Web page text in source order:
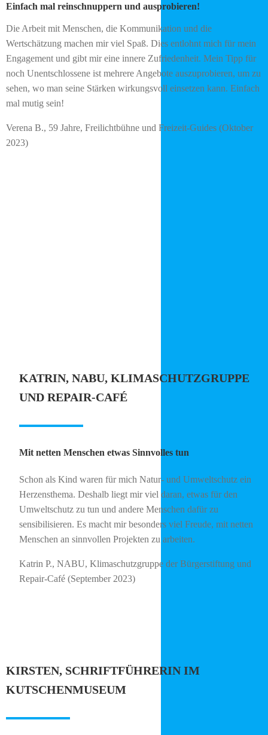
Einfach mal reinschnuppern und ausprobieren!
Die Arbeit mit Menschen, die Kommunikation und die
Wertschätzung machen mir viel Spaß. Dies entlohnt mich für mein
Engagement und gibt mir eine innere Zufriedenheit. Mein Tipp für
noch Unentschlossene ist mehrere Angebote auszuprobieren, um zu
sehen, wo man seine Stärken wirkungsvoll einsetzen kann. Einfach
mal mutig sein!
Verena B., 59 Jahre, Freilichtbühne und Freizeit-Guides (Oktober
2023)
KATRIN, NABU, KLIMASCHUTZGRUPPE
UND REPAIR-CAFÉ
Mit netten Menschen etwas Sinnvolles tun
Schon als Kind waren für mich Natur- und Umweltschutz ein
Herzensthema. Deshalb liegt mir viel daran, etwas für den
Umweltschutz zu tun und andere Menschen dafür zu
sensibilisieren. Es macht mir besonders viel Freude, mit netten
Menschen an sinnvollen Projekten zu arbeiten.
Katrin P., NABU, Klimaschutzgruppe der Bürgerstiftung und
Repair-Café (September 2023)
KIRSTEN, SCHRIFTFÜHRERIN IM
KUTSCHENMUSEUM